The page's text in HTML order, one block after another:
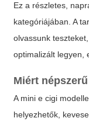
Ez a részletes,
kategóriájában. A
olvassunk
optimalizált legyen,
Miért
A mini e cigi
helyezhetők,